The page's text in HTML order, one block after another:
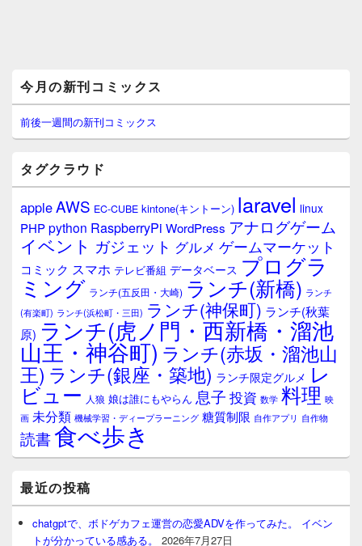
イ
ン
サ
イ
ウ
ィ
ジ
ェ
ア
今月の新刊コミックス
前後一週間の新刊コミックス
タグクラウド
appleAWS EC-CUBE kintone(キントーン) laravel linux
PHPpython RaspberryPi WordPress アナログゲーム
イベント ガジェット グルメ ゲームマーケット
コミック スマホ テレビ番組 データベース プログラ
ミング ランチ(五反田・大崎) ランチ(新橋) ランチ
(有楽町) ランチ(浜松町・三田) ランチ(神保町) ランチ(秋葉
原) ランチ(虎ノ門・西新橋・溜池
山王・神谷町) ランチ(赤坂・溜池山
王) ランチ(銀座・築地) ランチ限定グルメ レ
ビュー 人狼 娘は誰にもやらん 息子 投資 数学 料理 映
画 未分類 機械学習・ディープラーニング 糖質制限 自作アプリ 自作物
読書食べ歩き
最近の投稿
chatgptで、ボドゲカフェ運営の恋愛ADVを作ってみた。 イベン
トが分かっている感ある。
2026年7月27日